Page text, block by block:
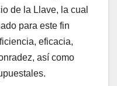
de la Llave, la cual
para este fin
eficacia,
así como